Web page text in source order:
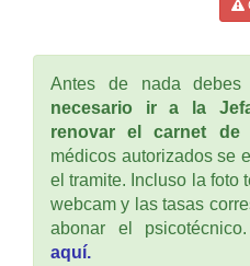
Antes de nada
necesario ir a la
renovar el carnet de
médicos autorizados se
el tramite. Incluso la foto
webcam y las tasas
abonar el psicotécnico.
aquí.